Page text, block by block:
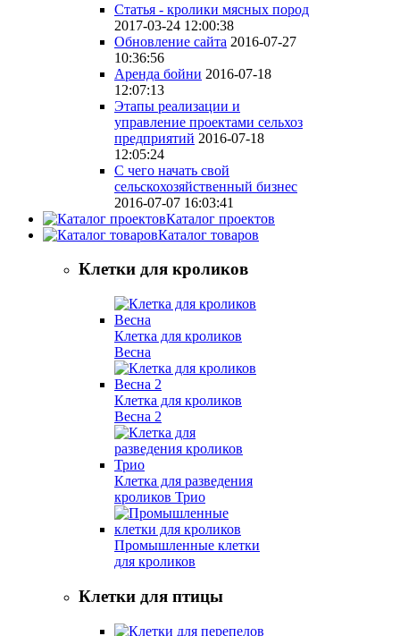
Статья - кролики мясных пород
2017-03-24 12:00:38
Обновление сайта 2016-07-27
10:36:56
Аренда бойни 2016-07-18
12:07:13
Этапы реализации и
управление проектами сельхоз
предприятий 2016-07-18
12:05:24
С чего начать свой
сельскохозяйственный бизнес
2016-07-07 16:03:41
Каталог проектов
Каталог товаров
Клетки для кроликов
Клетка для кроликов
Весна
Клетка для кроликов
Весна 2
Клетка для разведения
кроликов Трио
Промышленные клетки
для кроликов
Клетки для птицы